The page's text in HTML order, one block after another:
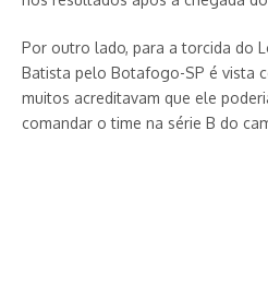
Por outro lado, para a torcida do
Batista pelo Botafogo-SP é vista
muitos acreditavam que ele
comandar o time na série B do